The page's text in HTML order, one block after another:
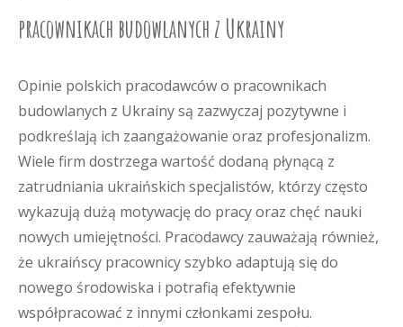
pracownikach budowlanych z Ukrainy
Opinie polskich pracodawców o pracownikach
budowlanych z Ukrainy są zazwyczaj pozytywne i
podkreślają ich zaangażowanie oraz profesjonalizm.
Wiele firm dostrzega wartość dodaną płynącą z
zatrudniania ukraińskich specjalistów, którzy często
wykazują dużą motywację do pracy oraz chęć nauki
nowych umiejętności. Pracodawcy zauważają również,
że ukraińscy pracownicy szybko adaptują się do
nowego środowiska i potrafią efektywnie
współpracować z innymi członkami zespołu.